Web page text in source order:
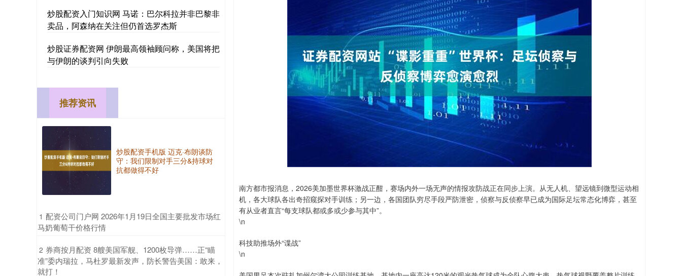
南方都市报消息，2026美加墨世界杯激战正酣，赛场内外一场无声的情报攻防战正在同步上演。从无人机、望远镜到微型运动相
机，各大球队各出奇招窥探对手训练；另一边，各国团队穷尽手段严防泄密，侦察与反侦察早已成为国际足坛常态化博弈，甚至
有从业者直言“每支球队都或多或少参与其中”。
\n
科技助推场外“谍战”
\n
炒股配资入门知识网 马诺：巴尔科拉并非巴黎非
卖品，阿森纳在关注但仍首选罗杰斯
炒股证券配资网 伊朗最高领袖顾问称，美国将把
与伊朗的谈判引向失败
推荐资讯
炒股配资手机版 迈克·布朗谈防
守：我们限制对手三分&持球对
抗都做得不好
1 ​配资公司门户网 2026年1月19日全国主要批发市场红
马奶葡萄干价格行情
2 ​券商按月配资 8艘美国军舰、1200枚导弹……正“瞄
准”委内瑞拉，马杜罗最新发声，防长警告美国：敢来，
就打！